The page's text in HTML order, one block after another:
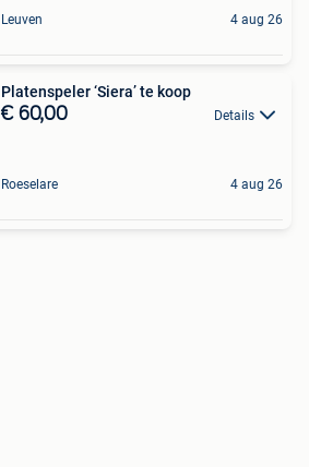
Leuven 4 aug 26
Platenspeler ‘Siera’ te koop
€ 60,00 Details
Roeselare 4 aug 26